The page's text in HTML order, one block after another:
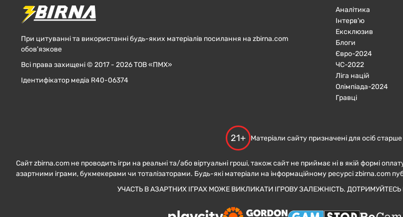
При цитуванні та використанні будь-яких матеріалів посилання на zbirna.com
обов'язкове
Всі права захищені © 2017 - 2026 ТОВ «ПМХ»
Ідентифікатор медіа R40-06374
Аналітика
Інтерв'ю
Ексклюзив
Блоги
Євро-2024
ЧC-2022
Ліга націй
Олімпіада-2024
Гравці
21+ Матеріали сайту призначені для осіб
Сайт zbirna.com не проводить ігри на реальні та/або віртуальні гроші, також сайт не приймає ні в якій формі
азартними іграми, букмекерами чи тоталізаторами. Будь-які матеріали на інформаційному ресурсі zbirna.com
УЧАСТЬ В АЗАРТНИХ ІГРАХ МОЖЕ ВИКЛИКАТИ ІГРОВУ ЗАЛЕЖНІСТЬ.